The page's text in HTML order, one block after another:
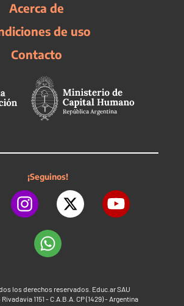
Acerca de
de uso
Contacto
¡Seguinos!
los derechos reservados. Educ.ar SAU
1151 - C.A.B.A. CP (1429) - Argentina